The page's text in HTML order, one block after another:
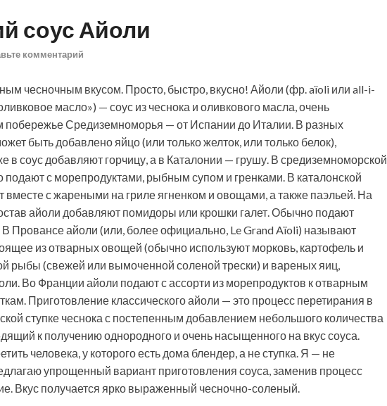
соус Айоли
комментарий
чесночным вкусом. Просто, быстро, вкусно! Айоли (фр. aïoli или all-i-
масло») — соус из чеснока и оливкового масла, очень
побережье Средиземноморья — от Испании до Италии. В разных
быть добавлено яйцо (или только желток, или только белок),
в соус добавляют горчицу, а в Каталонии — грушу. В средиземноморской
подают с морепродуктами, рыбным супом и гренками. В каталонской
вместе с жареными на гриле ягненком и овощами, а также паэльей. На
айоли добавляют помидоры или крошки галет. Обычно подают
Провансе айоли (или, более официально, Le Grand Aïoli) называют
из отварных овощей (обычно используют морковь, картофель и
рыбы (свежей или вымоченной соленой трески) и вареных яиц,
Во Франции айоли подают с ассорти из морепродуктов к отварным
Приготовление классического айоли — это процесс перетирания в
ступке чеснока с постепенным добавлением небольшого количества
к получению однородного и очень насыщенного на вкус соуса.
человека, у которого есть дома блендер, а не ступка. Я — не
упрощенный вариант приготовления соуса, заменив процесс
Вкус получается ярко выраженный чесночно-соленый.